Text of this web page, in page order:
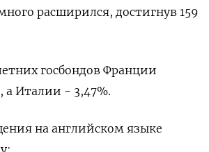
расширился, достигнув 159
госбондов Франции
а Италии - 3,47%.
на английском языке